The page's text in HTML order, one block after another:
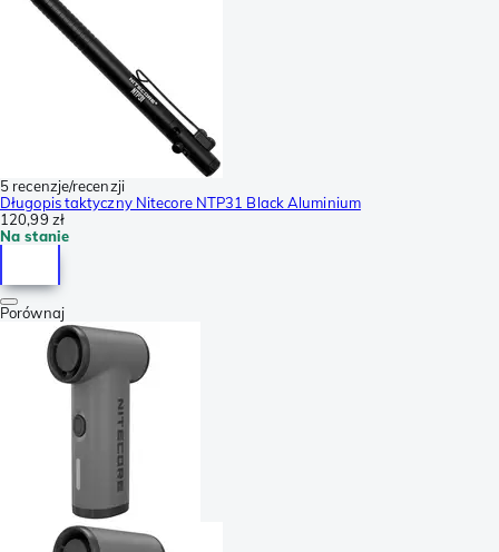
5 recenzje/recenzji
Długopis taktyczny Nitecore NTP31 Black Aluminium
120,99 zł
Na stanie
Porównaj